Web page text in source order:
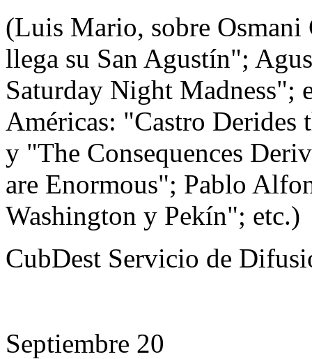
(Luis Mario, sobre Osmani
llega su San Agustín";
Saturday Night Madness";
Américas: "Castro Derides
y "The Consequences
are Enormous"; Pablo
Washington y Pekín"; etc.)
CubDest Servicio de
Septiembre 20